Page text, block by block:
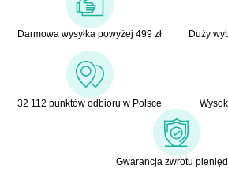
Darmowa wysyłka powyżej 499 zł
Duży
32 112 punktów odbioru w Polsce
Gwarancja zwrotu